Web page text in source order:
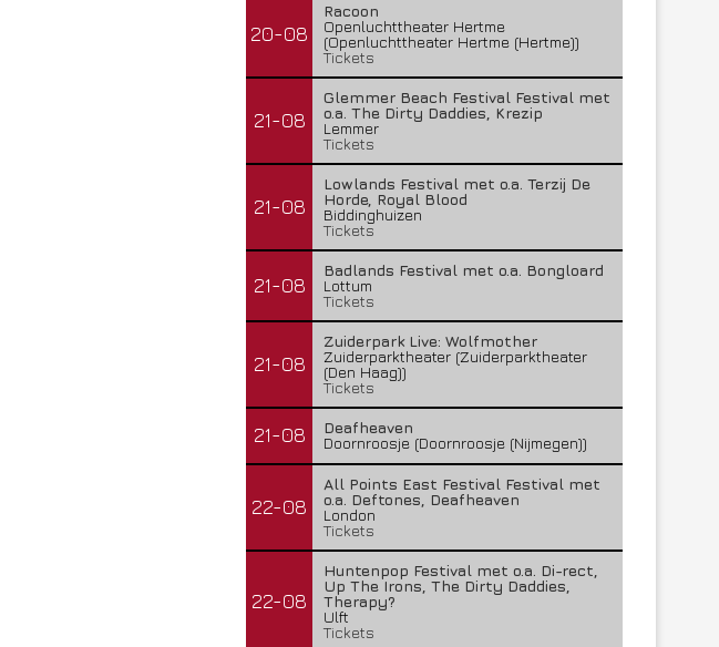
20-08
Racoon
Openluchttheater Hertme
(Openluchttheater Hertme (Hertme))
Tickets
21-08
Glemmer Beach Festival Festival met
o.a. The Dirty Daddies, Krezip
Lemmer
Tickets
21-08
Lowlands Festival met o.a. Terzij De
Horde, Royal Blood
Biddinghuizen
Tickets
21-08
Badlands Festival met o.a. Bongloard
Lottum
Tickets
21-08
Zuiderpark Live: Wolfmother
Zuiderparktheater (Zuiderparktheater
(Den Haag))
Tickets
21-08
Deafheaven
Doornroosje (Doornroosje (Nijmegen))
22-08
All Points East Festival Festival met
o.a. Deftones, Deafheaven
London
Tickets
22-08
Huntenpop Festival met o.a. Di-rect,
Up The Irons, The Dirty Daddies,
Therapy?
Ulft
Tickets